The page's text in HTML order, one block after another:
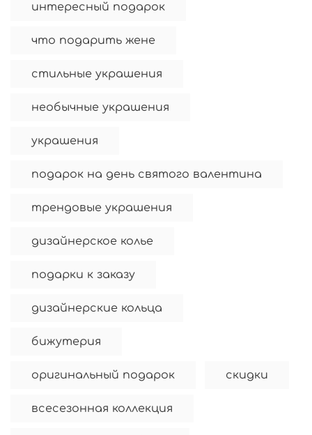
интересный подарок
что подарить жене
стильные украшения
необычные украшения
украшения
подарок на день святого валентина
трендовые украшения
дизайнерское колье
подарки к заказу
дизайнерские кольца
бижутерия
оригинальный подарок скидки
всесезонная коллекция